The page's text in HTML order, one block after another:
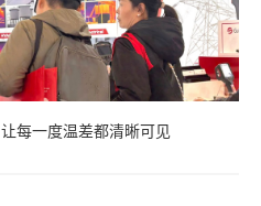
每一度温差都清晰可见